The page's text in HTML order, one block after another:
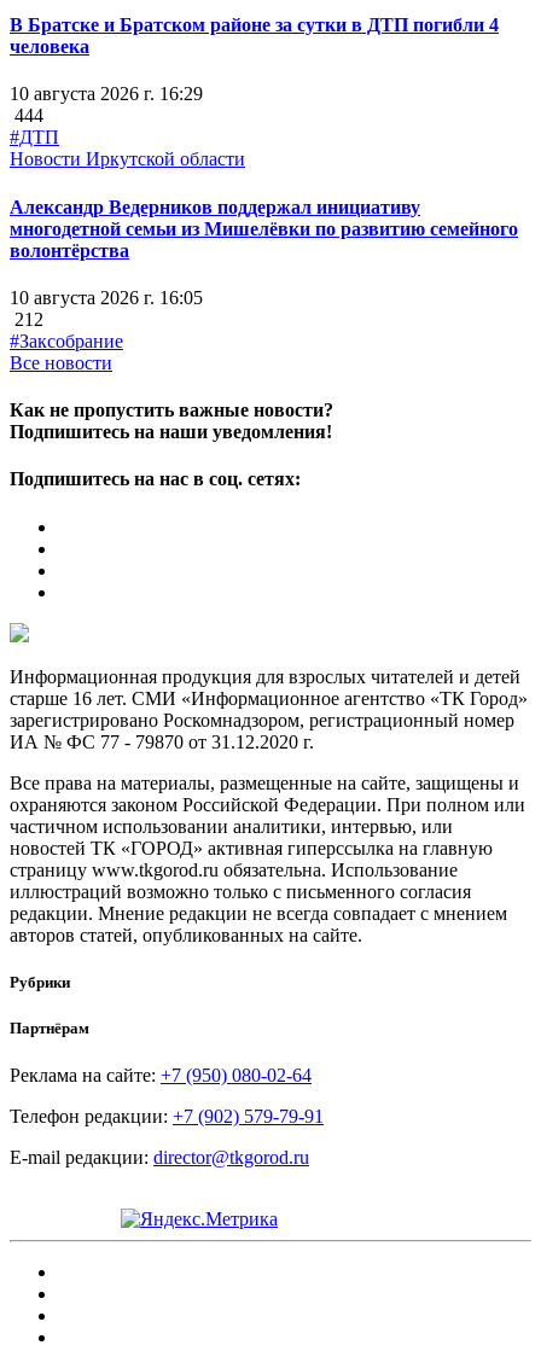
В Братске и Братском районе за сутки в ДТП погибли 4
человека
10 августа 2026 г. 16:29
444
#ДТП
Новости Иркутской области
Александр Ведерников поддержал инициативу
многодетной семьи из Мишелёвки по развитию семейного
волонтёрства
10 августа 2026 г. 16:05
212
#Заксобрание
Все новости
Как не пропустить важные новости?
Подпишитесь на наши уведомления!
Подпишитесь на нас в соц. сетях:
Информационная продукция для взрослых читателей и детей
старше 16 лет. СМИ «Информационное агентство «ТК Город»
зарегистрировано Роскомнадзором, регистрационный номер
ИА № ФС 77 - 79870 от 31.12.2020 г.
Все права на материалы, размещенные на сайте, защищены и
охраняются законом Российской Федерации. При полном или
частичном использовании аналитики, интервью, или
новостей ТК «ГОРОД» активная гиперссылка на главную
страницу www.tkgorod.ru обязательна. Использование
иллюстраций возможно только с письменного согласия
редакции. Мнение редакции не всегда совпадает с мнением
авторов статей, опубликованных на сайте.
Рубрики
Партнёрам
Реклама на сайте: +7 (950) 080-02-64
Телефон редакции: +7 (902) 579-79-91
E-mail редакции: director@tkgorod.ru